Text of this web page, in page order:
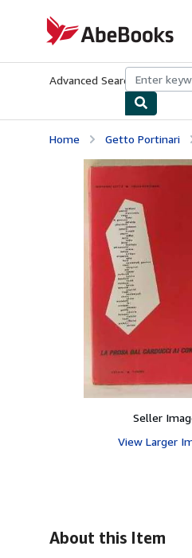
AbeBooks.com
Advanced Search Browse
Home Getto Portinari
Seller
View Larger
About this Item